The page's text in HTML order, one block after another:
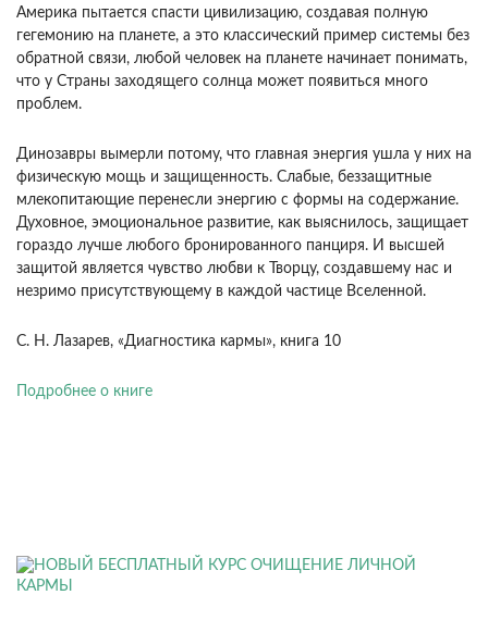
Америка пытается спасти цивилизацию, созда­вая полную
гегемонию на планете, а это классиче­ский пример системы без
обратной связи, любой человек на планете начинает понимать,
что у Страны заходящего солнца может появиться мно­го
проблем.
Динозавры вымерли потому, что главная энер­гия ушла у них на
физическую мощь и защищен­ность. Слабые, беззащитные
млекопитающие пе­ренесли энергию с формы на содержание.
Духов­ное, эмоциональное развитие, как выяснилось, защищает
гораздо лучше любого бронированного панциря. И высшей
защитой является чувство любви к Творцу, создавшему нас и
незримо при­сутствующему в каждой частице Вселенной.
С. Н. Лазарев, «Диагностика кармы», книга 10
Подробнее о книге